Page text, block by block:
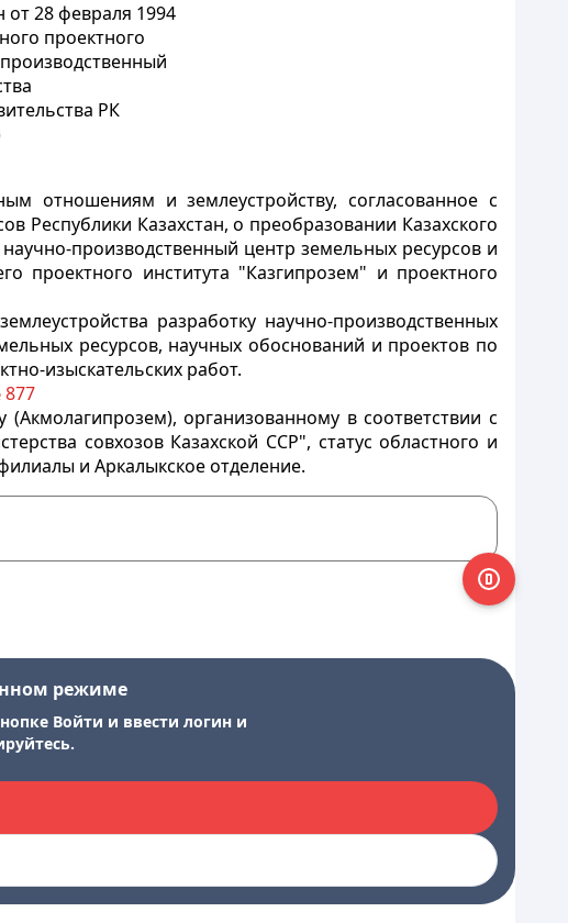
от 28 февраля 1994
проектного
РК
отношениям и землеустройству, согласованное с
Республики Казахстан, о преобразовании Казахского
производственный центр земельных ресурсов и
проектного института "Казгипрозем" и проектного
разработку научно-производственных
ресурсов, научных обоснований и проектов по
изыскательских работ.
877
организованному в соответствии с
совхозов Казахской ССР", статус областного и
и Аркалыкское отделение.
режиме
Войти и ввести логин и